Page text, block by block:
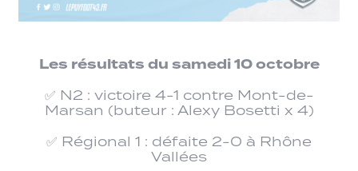
Les résultats du samedi 10 octobre
✅ N2 : victoire 4-1 contre Mont-de-
Marsan (buteur : Alexy Bosetti x 4)
✅ Régional 1 : défaite 2-0 à Rhône
Vallées